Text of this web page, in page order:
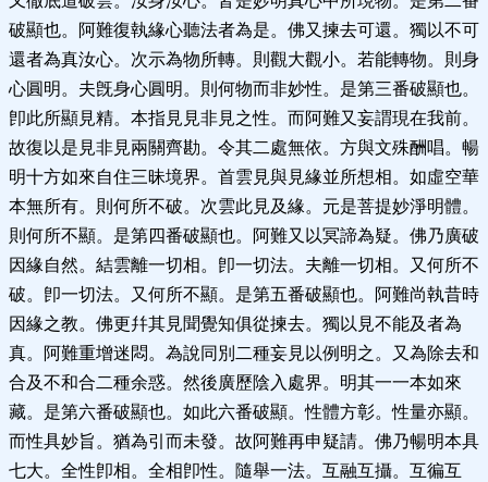
破顯也。阿難復執緣心聽法者為是。佛又揀去可還。獨以不可
還者為真汝心。次示為物所轉。則觀大觀小。若能轉物。則身
心圓明。夫旣身心圓明。則何物而非妙性。是第三番破顯也。
卽此所顯見精。本指見見非見之性。而阿難又妄謂現在我前。
故復以是見非見兩關齊勘。令其二處無依。方與文殊酬唱。暢
明十方如來自住三昧境界。首雲見與見緣並所想相。如虛空華
本無所有。則何所不破。次雲此見及緣。元是菩提妙淨明體。
則何所不顯。是第四番破顯也。阿難又以冥諦為疑。佛乃廣破
因緣自然。結雲離一切相。卽一切法。夫離一切相。又何所不
破。卽一切法。又何所不顯。是第五番破顯也。阿難尚執昔時
因緣之教。佛更幷其見聞覺知俱從揀去。獨以見不能及者為
真。阿難重增迷悶。為說同別二種妄見以例明之。又為除去和
合及不和合二種余惑。然後廣歷陰入處界。明其一一本如來
藏。是第六番破顯也。如此六番破顯。性體方彰。性量亦顯。
而性具妙旨。猶為引而未發。故阿難再申疑請。佛乃暢明本具
七大。全性卽相。全相卽性。隨舉一法。互融互攝。互徧互